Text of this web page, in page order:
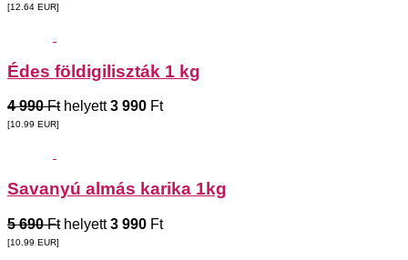
[12.64 EUR]
Édes földigiliszták 1 kg
4 990 Fthelyett3 990 Ft
[10.99 EUR]
Savanyú almás karika 1kg
5 690 Fthelyett3 990 Ft
[10.99 EUR]